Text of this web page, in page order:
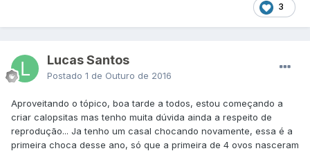
3
Lucas Santos
Postado 1 de Outuro de 2016
Aproveitando o tópico, boa tarde a todos, estou começando a
criar calopsitas mas tenho muita dúvida ainda a respeito de
reprodução... Ja tenho um casal chocando novamente, essa é a
primeira choca desse ano, só que a primeira de 4 ovos nasceram